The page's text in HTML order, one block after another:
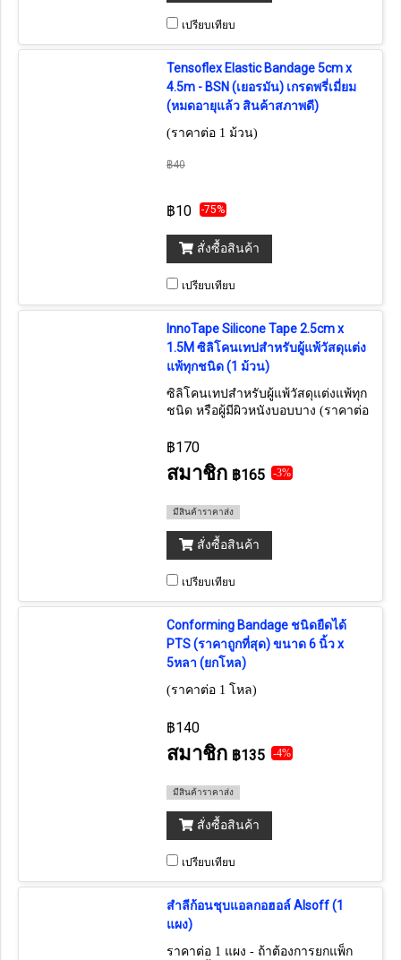
เปรียบเทียบ
Tensoflex Elastic Bandage 5cm x
4.5m - BSN (เยอรมัน) เกรดพรี่เมี่ยม
(หมดอายุแล้ว สินค้าสภาพดี)
(ราคาต่อ 1 ม้วน)
฿40
฿10 -75%
สั่งซื้อสินค้า
เปรียบเทียบ
InnoTape Silicone Tape 2.5cm x
1.5M ซิลิโคนเทปสำหรับผู้แพ้วัสดุแต่ง
แพ้ทุกชนิด (1 ม้วน)
ซิลิโคนเทปสำหรับผู้แพ้วัสดุแต่งแพ้ทุก
ชนิด หรือผู้มีผิวหนังบอบบาง (ราคาต่อ
12 ม้วน
฿170
สมาชิก ฿165 -3%
มีสินค้าราคาส่ง
สั่งซื้อสินค้า
เปรียบเทียบ
Conforming Bandage ชนิดยืดได้
PTS (ราคาถูกที่สุด) ขนาด 6 นิ้ว x
5หลา (ยกโหล)
(ราคาต่อ 1 โหล)
฿140
สมาชิก ฿135 -4%
มีสินค้าราคาส่ง
สั่งซื้อสินค้า
เปรียบเทียบ
สำลีก้อนชุบแอลกอฮอล์ Alsoff (1
แผง)
ราคาต่อ 1 แผง - ถ้าต้องการยกแพ็ก